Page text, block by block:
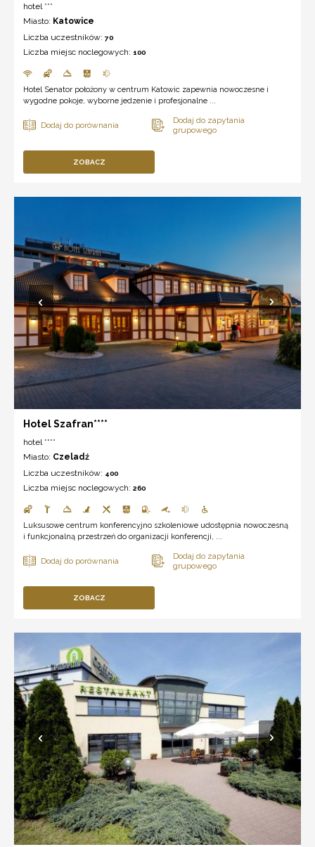
hotel ***
Miasto: Katowice
Liczba uczestników: 70
Liczba miejsc noclegowych: 100
Hotel Senator położony w centrum Katowic zapewnia nowoczesne i
wygodne pokoje, wyborne jedzenie i profesjonalne ...
ZOBACZ
Hotel Szafran****
hotel ****
Miasto: Czeladź
Liczba uczestników: 400
Liczba miejsc noclegowych: 260
Luksusowe centrum konferencyjno szkoleniowe udostępnia nowoczesną
i funkcjonalną przestrzeń do organizacji konferencji, ...
ZOBACZ